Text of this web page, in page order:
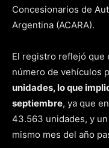
Concesionarios de
Argentina (ACARA).
El registro reflejó que
número de vehículos
unidades, lo que
septiembre, ya que
43.563 unidades, y
mismo mes del año